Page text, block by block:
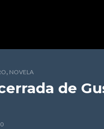
, NOVELA
de